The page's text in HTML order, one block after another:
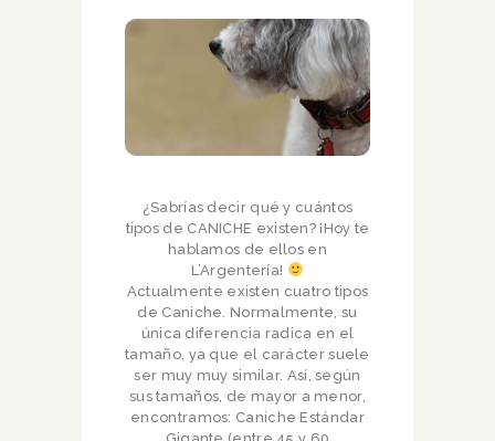
¿Sabrías decir qué y cuántos
tipos de CANICHE existen? ¡Hoy te
hablamos de ellos en
L’Argentería!
Actualmente existen cuatro tipos
de Caniche. Normalmente, su
única diferencia radica en el
tamaño, ya que el carácter suele
ser muy muy similar. Así, según
sus tamaños, de mayor a menor,
encontramos: Caniche Estándar